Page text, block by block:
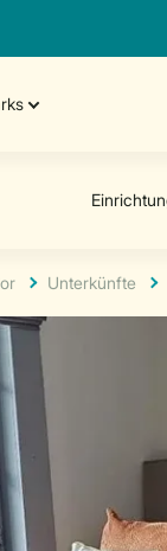
Unterkünfte